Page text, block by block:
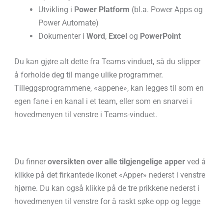
Utvikling i Power Platform (bl.a. Power Apps og
Power Automate)
Dokumenter iWord , Excelog PowerPoint
Du kan gjøre alt dette fra Teams-vinduet, så du slipper
å forholde deg til mange ulike programmer.
Tilleggsprogrammene, «appene», kan legges til som en
egen fane i en kanal i et team, eller som en snarvei i
hovedmenyen til venstre i Teams-vinduet.
Du finner oversikten over alle tilgjengelige apperved å
klikke på det firkantede ikonet «Apper» nederst i venstre
hjørne. Du kan også klikke på de tre prikkene nederst i
hovedmenyen til venstre for å raskt søke opp og legge